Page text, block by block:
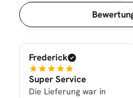
Sortierung
Frederick
Super Service
Die Lieferung war in